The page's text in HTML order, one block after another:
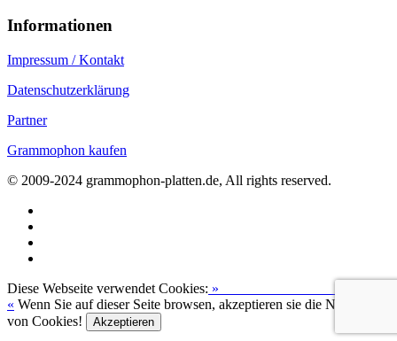
Informationen
Impressum / Kontakt
Datenschutzerklärung
Partner
Grammophon kaufen
© 2009-2024 grammophon-platten.de, All rights reserved.
Diese Webseite verwendet Cookies: »
« Wenn Sie auf dieser Seite browsen, akzeptieren sie die Nutzung
von Cookies!
Akzeptieren